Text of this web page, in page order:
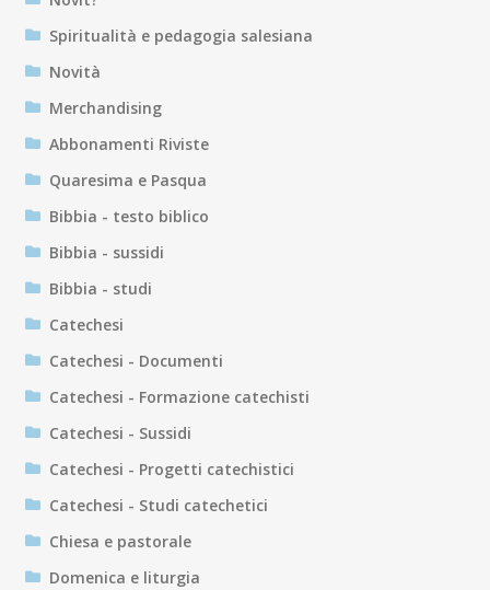
Spiritualità e pedagogia salesiana
Novità
Merchandising
Abbonamenti Riviste
Quaresima e Pasqua
Bibbia - testo biblico
Bibbia - sussidi
Bibbia - studi
Catechesi
Catechesi - Documenti
Catechesi - Formazione catechisti
Catechesi - Sussidi
Catechesi - Progetti catechistici
Catechesi - Studi catechetici
Chiesa e pastorale
Domenica e liturgia